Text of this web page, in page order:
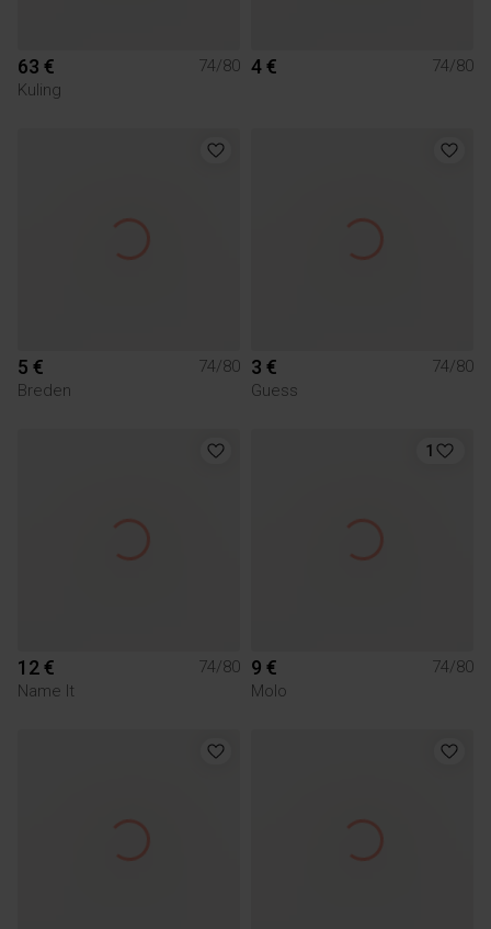
63 €
74/80
Kuling
4 € 74/80
5 €
74/80
Breden
3 €
74/80
Guess
12 €
74/80
Name It
1
9 €
74/80
Molo